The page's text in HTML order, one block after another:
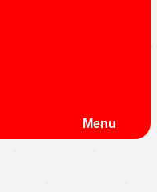
Menu